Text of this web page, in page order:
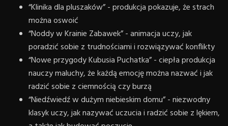
“Klinika dla pluszaków” - produkcja pokazuje, że strach
można oswoić
“Noddy w Krainie Zabawek” - animacja uczy, jak
poradzić sobie z trudnościami i rozwiązywać konflikty
“Nowe przygody Kubusia Puchatka” - ciepła produkcja
nauczy maluchy, że każdą emocję można nazwać i jak
radzić sobie z ciemnością czy burzą
“Niedźwiedź w dużym niebieskim domu” - niezwodny
klasyk uczy, jak nazywać uczucia i radzić sobie z lękiem,